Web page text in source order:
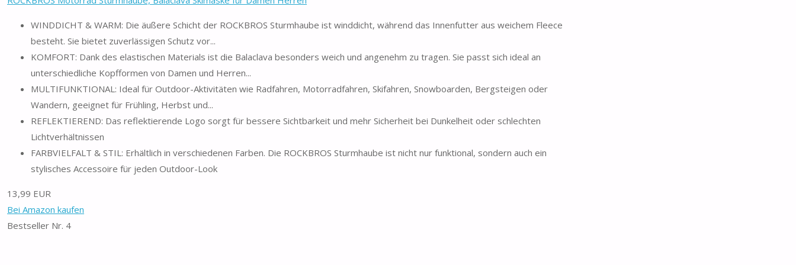
WINDDICHT & WARM: Die äußere Schicht der ROCKBROS Sturmhaube ist winddicht, während das Innenfutter aus weichem Fleece
besteht. Sie bietet zuverlässigen Schutz vor...
KOMFORT: Dank des elastischen Materials ist die Balaclava besonders weich und angenehm zu tragen. Sie passt sich ideal an
unterschiedliche Kopfformen von Damen und Herren...
MULTIFUNKTIONAL: Ideal für Outdoor-Aktivitäten wie Radfahren, Motorradfahren, Skifahren, Snowboarden, Bergsteigen oder
Wandern, geeignet für Frühling, Herbst und...
REFLEKTIEREND: Das reflektierende Logo sorgt für bessere Sichtbarkeit und mehr Sicherheit bei Dunkelheit oder schlechten
Lichtverhältnissen
FARBVIELFALT & STIL: Erhältlich in verschiedenen Farben. Die ROCKBROS Sturmhaube ist nicht nur funktional, sondern auch ein
stylisches Accessoire für jeden Outdoor-Look
13,99 EUR
Bei Amazon kaufen
Bestseller Nr. 4